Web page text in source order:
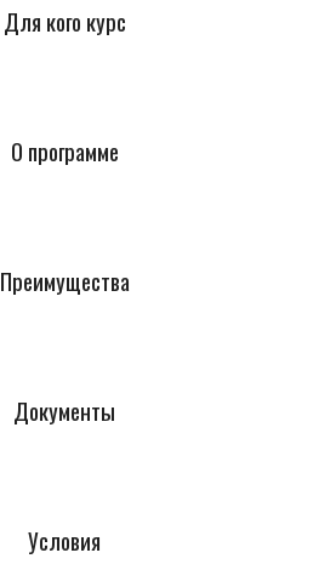
Для кого курс
О программе
Преимущества
Документы
Условия